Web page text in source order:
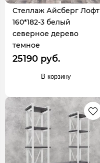
Стеллаж Айсберг Лофт
160*182-3 белый
северное дерево
темное
25190 руб.
В корзину